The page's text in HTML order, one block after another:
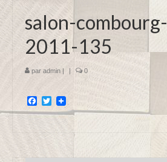
salon-combourg-
2011-135
par admin | | 0
Facebook
Twitter